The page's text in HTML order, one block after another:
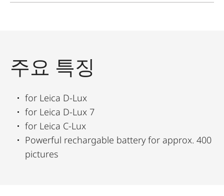
주요 특징
for Leica D-Lux
for Leica D-Lux 7
for Leica C-Lux
Powerful rechargable battery for approx. 400
pictures